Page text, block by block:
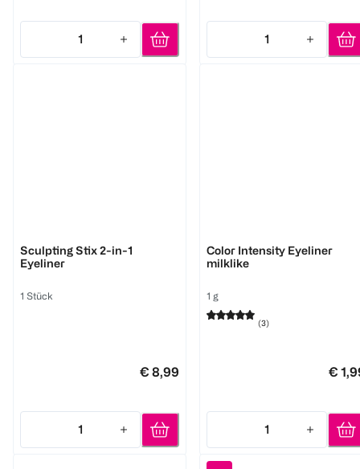
1
Quantity: 1
1
Quantity: 1
Sculpting Stix 2-in-1
Eyeliner
1 Stück
€ 8,99
1
Quantity: 1
Color Intensity Eyeliner
milklike
1 g
(3)
€
1
Quantity: 1